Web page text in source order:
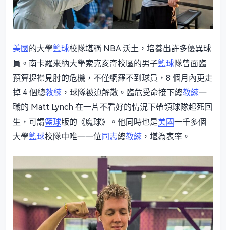
美國的大學籃球校隊堪稱 NBA 沃土，培養出許多優異球
員。南卡羅來納大學索克亥奇校區的男子籃球隊曾面臨
預算捉襟見肘的危機，不僅網羅不到球員，8 個月內更走
掉 4 個總教練 ，球隊被迫解散。臨危受命接下總教練一
職的 Matt Lynch 在一片不看好的情況下帶領球隊起死回
生，可謂籃球版的《魔球》。他同時也是美國一千多個
大學籃球校隊中唯一一位同志總教練 ，堪為表率。